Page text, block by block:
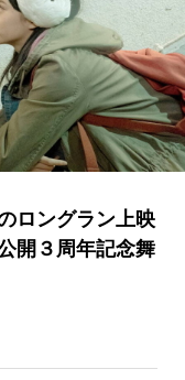
ロングラン上映
開３周年記念舞